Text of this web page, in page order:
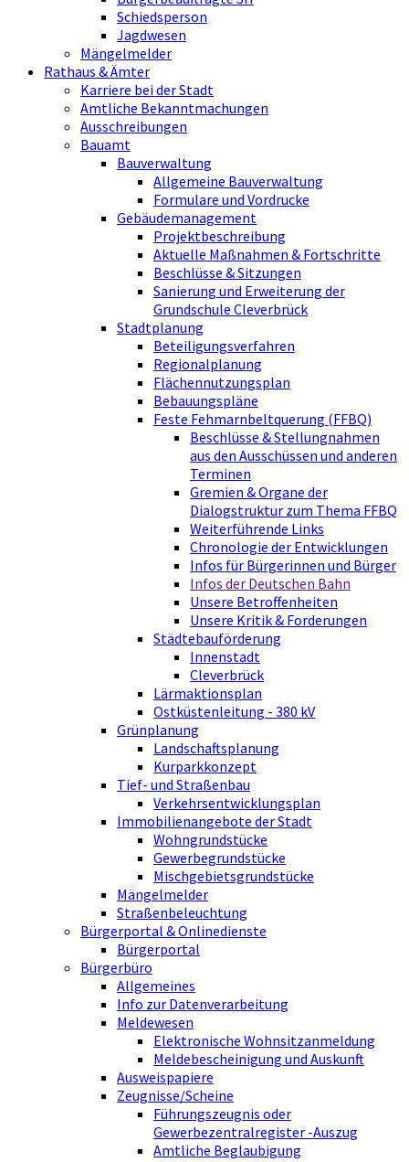
Schiedsperson
Jagdwesen
Mängelmelder
Rathaus & Ämter
Karriere bei der Stadt
Amtliche Bekanntmachungen
Ausschreibungen
Bauamt
Bauverwaltung
Allgemeine Bauverwaltung
Formulare und Vordrucke
Gebäudemanagement
Projektbeschreibung
Aktuelle Maßnahmen & Fortschritte
Beschlüsse & Sitzungen
Sanierung und Erweiterung der
Grundschule Cleverbrück
Stadtplanung
Beteiligungsverfahren
Regionalplanung
Flächennutzungsplan
Bebauungspläne
Feste Fehmarnbeltquerung (FFBQ)
Beschlüsse & Stellungnahmen
aus den Ausschüssen und anderen
Terminen
Gremien & Organe der
Dialogstruktur zum Thema FFBQ
Weiterführende Links
Chronologie der Entwicklungen
Infos für Bürgerinnen und Bürger
Infos der Deutschen Bahn
Unsere Betroffenheiten
Unsere Kritik & Forderungen
Städtebauförderung
Innenstadt
Cleverbrück
Lärmaktionsplan
Ostküstenleitung - 380 kV
Grünplanung
Landschaftsplanung
Kurparkkonzept
Tief- und Straßenbau
Verkehrsentwicklungsplan
Immobilienangebote der Stadt
Wohngrundstücke
Gewerbegrundstücke
Mischgebietsgrundstücke
Mängelmelder
Straßenbeleuchtung
Bürgerportal & Onlinedienste
Bürgerportal
Bürgerbüro
Allgemeines
Info zur Datenverarbeitung
Meldewesen
Elektronische Wohnsitzanmeldung
Meldebescheinigung und Auskunft
Ausweispapiere
Zeugnisse/Scheine
Führungszeugnis oder
Gewerbezentralregister -Auszug
Amtliche Beglaubigung